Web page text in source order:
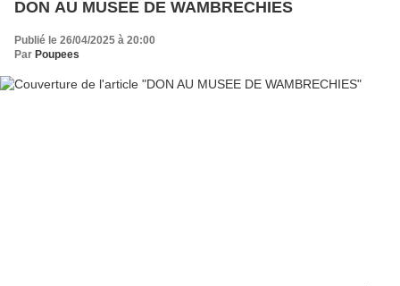
DON AU MUSEE DE WAMBRECHIES
Publié le 26/04/2025 à 20:00
Par Poupees